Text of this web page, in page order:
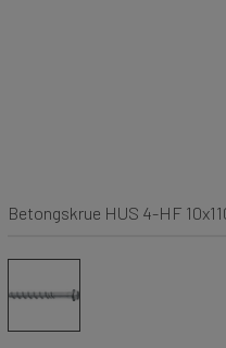
Betongskrue HUS 4-HF